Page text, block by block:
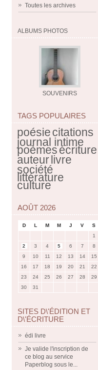
Toutes les archives
ALBUMS PHOTOS
SOUVENIRS
TAGS POPULAIRES
poésiecitations
journal intime
poèmesécriture
auteurlivre
société
littérature
culture
AOÛT 2026
D L M M J V
S
1
2
3 4 5 6 7
8
9
10 11 12 13 14
15
16
17 18 19 20 21
22
23
24 25 26 27 28
29
30
31
SITES D\'ÉDITION ET
D\'ÉCRITURE
édi livre
Je valide l'inscription de
ce blog au service
Paperblog sous le...